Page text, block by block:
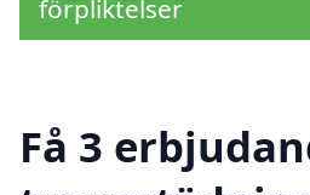
förpliktelser
Få 3